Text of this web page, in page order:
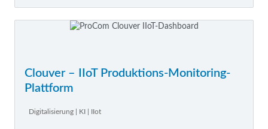
Clouver – IIoT Produktions-Monitoring-
Plattform
Digitalisierung | KI | IIot